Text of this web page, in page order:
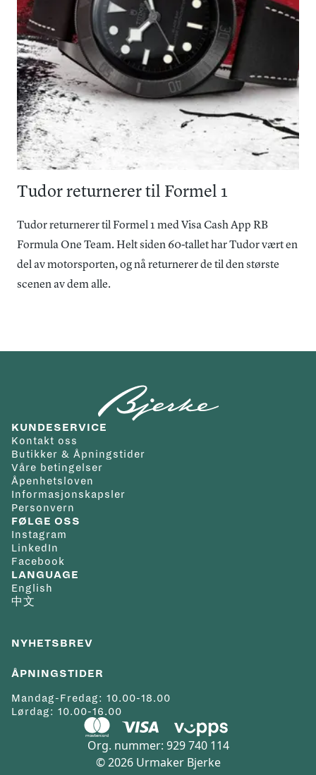
Tudor returnerer til Formel 1
Tudor returnerer til Formel 1 med Visa Cash App RB
Formula One Team. Helt siden 60-tallet har Tudor vært en
del av motorsporten, og nå returnerer de til den største
scenen av dem alle.
KUNDESERVICE
Kontakt oss
Butikker & Åpningstider
Våre betingelser
Åpenhetsloven
Informasjonskapsler
Personvern
FØLGE OSS
Instagram
LinkedIn
Facebook
LANGUAGE
English
中文
NYHETSBREV
ÅPNINGSTIDER
Mandag-Fredag: 10.00-18.00
Lørdag: 10.00-16.00
© 2026 Urmaker Bjerke
Org. nummer: 929 740 114